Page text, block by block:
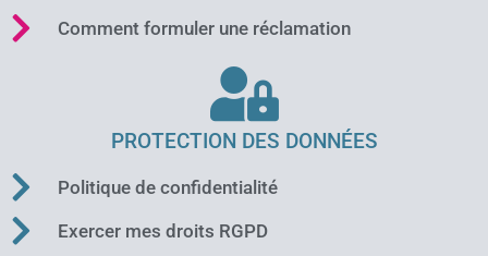
Comment formuler une réclamation
PROTECTION DES DONNÉES
Politique de confidentialité
Exercer mes droits RGPD